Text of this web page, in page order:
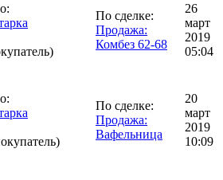
По сделке:
Продажа:
Комбез 62-68
26
март
2019
05:04
По сделке:
Продажа:
Вафельница
20
март
2019
10:09